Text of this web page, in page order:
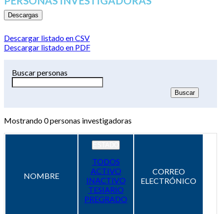
Descargas
Descargar listado en CSV
Descargar listado en PDF
Buscar personas
Mostrando0personas investigadoras
NOMBRE
TODOS
ACTIVO
INACTIVO
TESIARIO
PREGRADO
CORREO
ELECTRÓNICO